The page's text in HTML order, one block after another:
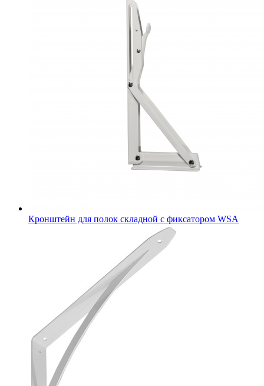
Кронштейн для полок складной с фиксатором WSА